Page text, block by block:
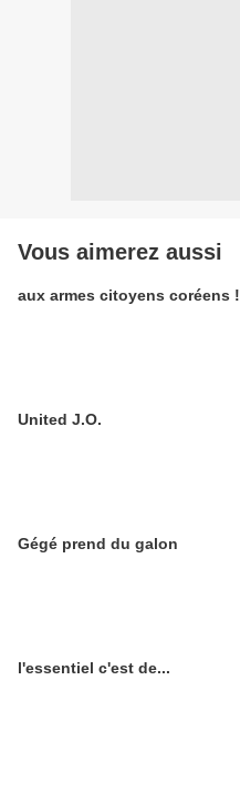
Vous aimerez aussi
aux armes citoyens coréens !
United J.O.
Gégé prend du galon
l'essentiel c'est de...